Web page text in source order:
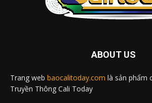
ABOUT US
Trang web baocalitoday.com là sản phẩm
Truyền Thông Cali Today